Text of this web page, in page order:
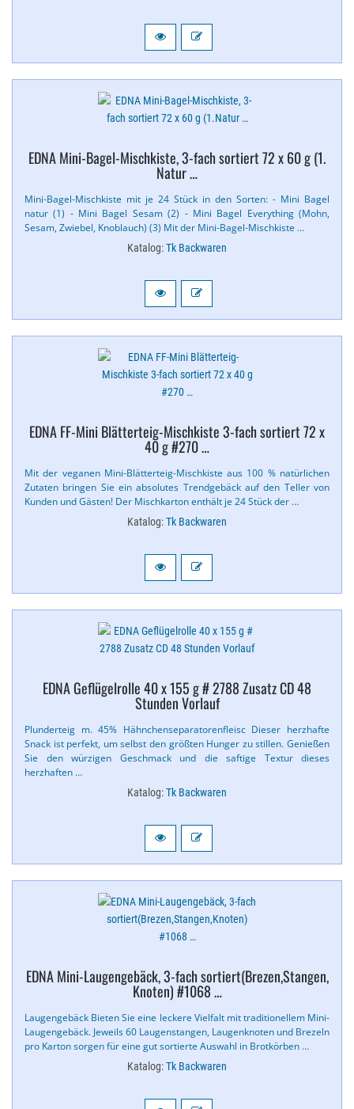
EDNA Mini-​Bagel-​Mischkiste, 3-​fach sortiert 72 x 60 g (1.​
Natur …
Mini-​Bagel-​Mischkiste mit je 24 Stück in den Sorten: - Mini Bagel
natur (1) - Mini Bagel Sesam (2) - Mini Bagel Everything (Mohn,
Sesam, Zwiebel, Knoblauch) (3) Mit der Mini-​Bagel-​Mischkiste …
Katalog:Tk Backwaren
EDNA FF-​Mini Blätterteig-​Mischkiste 3-​fach sortiert 72 x
40 g #270 …
Mit der veganen Mini-​Blätterteig-​Mischkiste aus 100 % natürlichen
Zutaten bringen Sie ein absolutes Trendgebäck auf den Teller von
Kunden und Gästen! Der Mischkarton enthält je 24 Stück der …
Katalog:Tk Backwaren
EDNA Geflügelrolle 40 x 155 g # 2788 Zusatz CD 48
Stunden Vorlauf
Plunderteig m. 45% Hähnchenseparatorenfleisc Dieser herzhafte
Snack ist perfekt, um selbst den größten Hunger zu stillen. Genießen
Sie den würzigen Geschmack und die saftige Textur dieses
herzhaften …
Katalog:Tk Backwaren
EDNA Mini-​Laugengebäck, 3-​fach sortiert(Brezen,​Stangen,​
Knoten) #1068 …
Laugengebäck Bieten Sie eine leckere Vielfalt mit traditionellem Mini-​
Laugengebäck. Jeweils 60 Laugenstangen, Laugenknoten und Brezeln
pro Karton sorgen für eine gut sortierte Auswahl in Brotkörben …
Katalog:Tk Backwaren